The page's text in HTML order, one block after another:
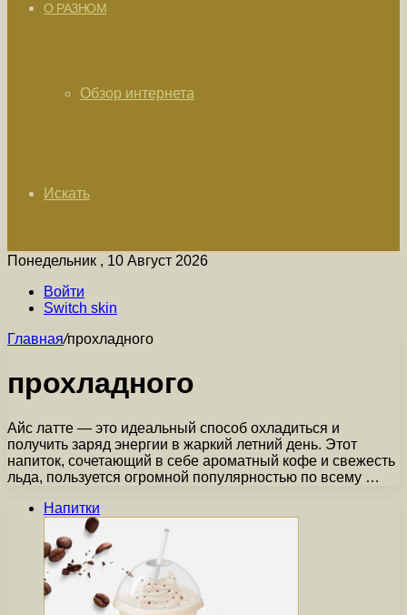
О РАЗНОМ
Обзор интернета
Искать
Понедельник , 10 Август 2026
Войти
Switch skin
Главная/прохладного
прохладного
Айс латте — это идеальный способ охладиться и
получить заряд энергии в жаркий летний день. Этот
напиток, сочетающий в себе ароматный кофе и свежесть
льда, пользуется огромной популярностью по всему …
Напитки